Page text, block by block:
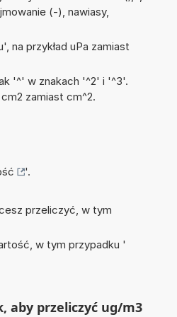
(-), nawiasy,
na przykład uPa zamiast
'^' w znakach '^2' i '^3'.
zamiast cm^2.
'.
przeliczyć, w tym
w tym przypadku '
aby przeliczyć ug/m3